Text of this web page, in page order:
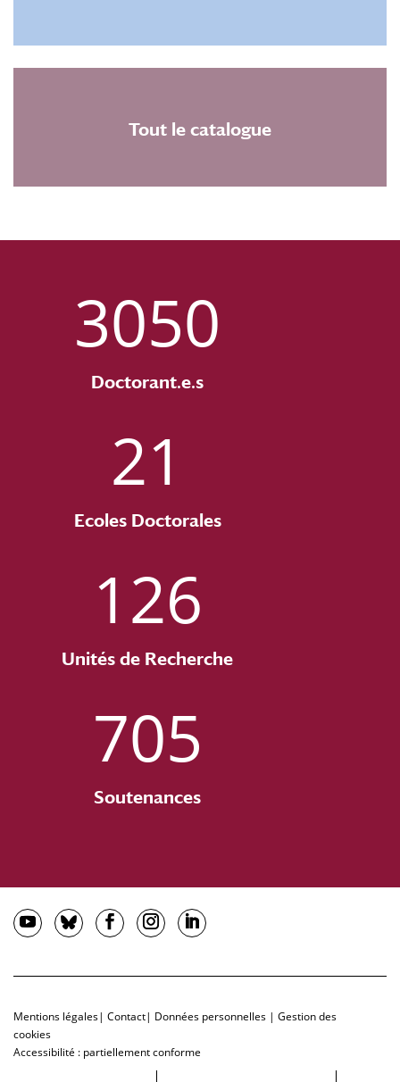
Tout le catalogue
3050
Doctorant.e.s
21
Ecoles Doctorales
126
Unités de Recherche
705
Soutenances
Mentions légales| Contact| Données personnelles | Gestion des
cookies
Accessibilité : partiellement conforme